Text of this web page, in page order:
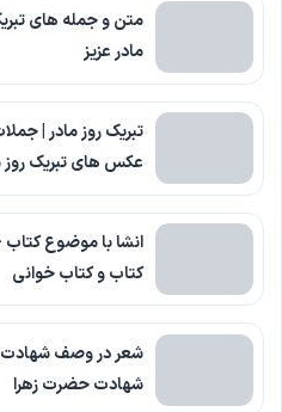
متن و جمله های
مادر عزیز
تبریک روز مادر |
عکس های تبریک روز
کتاب و کتاب خوانی
شعر در وصف
شهادت حضرت زهرا